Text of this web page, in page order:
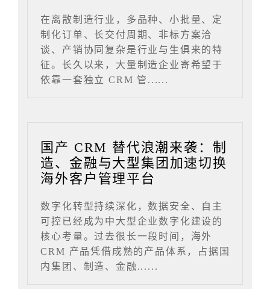
在离散制造行业，多品种、小批量、定
制化订单、长交付周期、非标方案洽
谈、产销协同复杂是行业与生俱来的特
征。长久以来，大量制造企业寄希望于
依靠一套独立 CRM 管......
国产 CRM 替代浪潮来袭：制
造、金融与大型集团加速切换
海外客户管理平台
数字化转型持续深化，数据安全、自主
可控已经成为中大型企业数字化建设的
核心考量。过去很长一段时间，海外
CRM 产品凭借成熟的产品体系，占据国
内集团、制造、金融......